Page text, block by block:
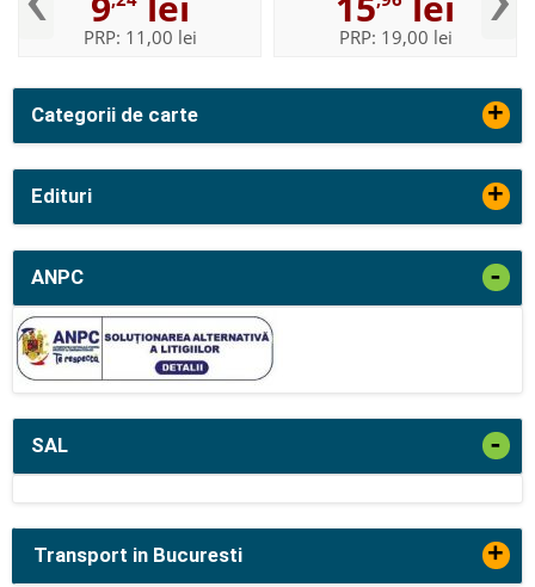
Categorii de carte +
Edituri +
ANPC -
SAL -
PRP: 11,00 lei PRP: 19,00 lei
Transport in Bucuresti +